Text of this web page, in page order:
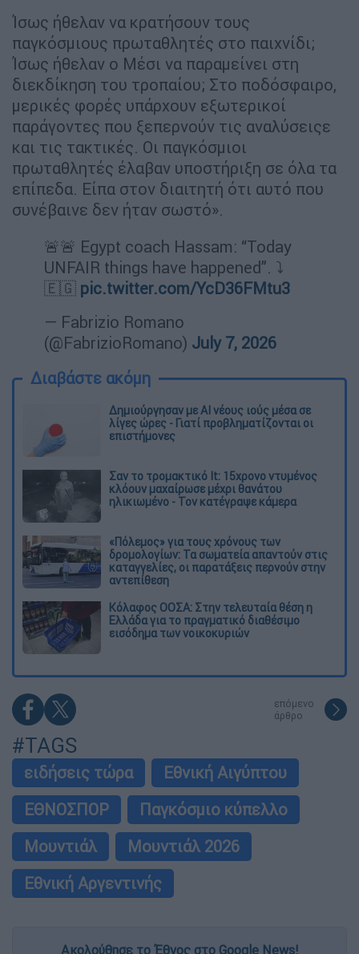
Ίσως ήθελαν να κρατήσουν τους
παγκόσμιους πρωταθλητές στο παιχνίδι;
Ίσως ήθελαν ο Μέσι να παραμείνει στη
διεκδίκηση του τροπαίου; Στο ποδόσφαιρο,
μερικές φορές υπάρχουν εξωτερικοί
παράγοντες που ξεπερνούν τις αναλύσειςε
και τις τακτικές. Οι παγκόσμιοι
πρωταθλητές έλαβαν υποστήριξη σε όλα τα
επίπεδα. Είπα στον διαιτητή ότι αυτό που
συνέβαινε δεν ήταν σωστό».
🚨🚨 Egypt coach Hassam: “Today
UNFAIR things have happened”. ⤵️
🇪🇬 pic.twitter.com/YcD36FMtu3
— Fabrizio Romano
(@FabrizioRomano) July 7, 2026
Διαβάστε ακόμη
Δημιούργησαν με AI νέους ιούς μέσα σε
λίγες ώρες - Γιατί προβληματίζονται οι
επιστήμονες
Σαν το τρομακτικό It: 15χρονο ντυμένος
κλόουν μαχαίρωσε μέχρι θανάτου
ηλικιωμένο - Τον κατέγραψε κάμερα
«Πόλεμος» για τους χρόνους των
δρομολογίων: Τα σωματεία απαντούν στις
καταγγελίες, οι παρατάξεις περνούν στην
αντεπίθεση
Κόλαφος ΟΟΣΑ: Στην τελευταία θέση η
Ελλάδα για το πραγματικό διαθέσιμο
εισόδημα των νοικοκυριών
επόμενο
άρθρο
#TAGS
ειδήσεις τώρα
Εθνική Αιγύπτου
ΕΘΝΟΣΠΟΡ
Παγκόσμιο κύπελλο
Μουντιάλ
Μουντιάλ 2026
Εθνική Αργεντινής
Ακολούθησε το Έθνος στο Google News!